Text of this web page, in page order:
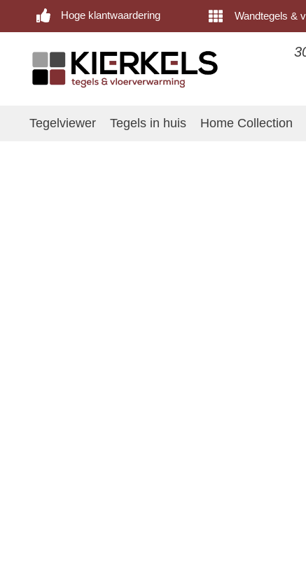
Hoge klantwaardering Wandtegels &
Tegelviewer Tegels in huis Home Collection